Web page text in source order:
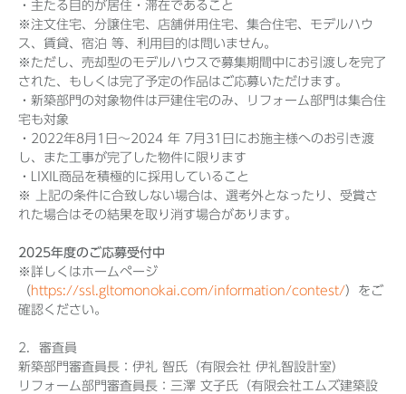
・主たる目的が居住・滞在であること
※注文住宅、分譲住宅、店舗併用住宅、集合住宅、モデルハウ
ス、賃貸、宿泊 等、利用目的は問いません。
※ただし、売却型のモデルハウスで募集期間中にお引渡しを完了
された、もしくは完了予定の作品はご応募いただけます。
・新築部門の対象物件は戸建住宅のみ、リフォーム部門は集合住
宅も対象
・2022年8月1日～2024 年 7月31日にお施主様へのお引き渡
し、また工事が完了した物件に限ります
・LIXIL商品を積極的に採用していること
※ 上記の条件に合致しない場合は、選考外となったり、受賞さ
れた場合はその結果を取り消す場合があります。
2025年度のご応募受付中
※詳しくはホームページ
（ https://ssl.gltomonokai.com/information/contest/）をご
確認ください。
2．審査員
新築部門審査員長：伊礼 智氏（有限会社 伊礼智設計室）
リフォーム部門審査員長：三澤 文子氏（有限会社エムズ建築設